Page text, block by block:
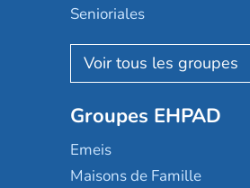
Senioriales
Nohée
Les Résidentiels
Mobicap
Domusvi
Happy Senior
Groupes EHPAD
Emeis
Maisons de Famille